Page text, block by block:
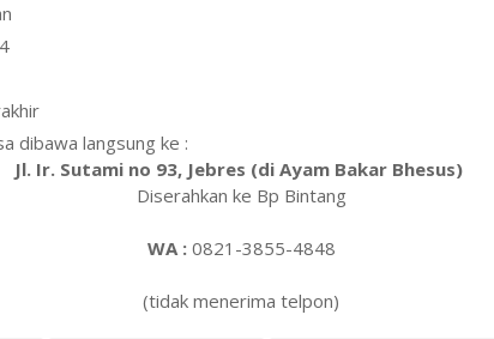
dibawa langsung ke :
Jl. Ir. Sutami no 93, Jebres (di Ayam Bakar Bhesus)
Diserahkan ke Bp Bintang
WA : 0821-3855-4848
(tidak menerima telpon)